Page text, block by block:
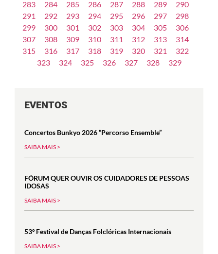
283 284 285 286 287 288 289
290
291
292 293 294 295 296 297
298
299
300 301 302 303 304 305
306
307
308 309 310 311 312 313
314
315
316 317 318 319 320 321
322
323
324 325 326 327 328 329
EVENTOS
Concertos Bunkyo 2026 “Percorso Ensemble”
SAIBA MAIS >
FÓRUM QUER OUVIR OS CUIDADORES DE PESSOAS
IDOSAS
SAIBA MAIS >
53º Festival de Danças Folclóricas Internacionais
SAIBA MAIS >